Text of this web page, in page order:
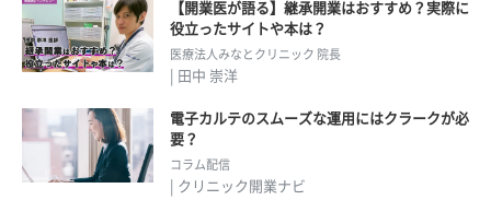
【開業医が語る】継承開業はおすすめ？実際に
役立ったサイトや本は？
医療法人みなとクリニック 院長
| 田中 崇洋
電子カルテのスムーズな運用にはクラークが必
要？
コラム配信
| クリニック開業ナビ